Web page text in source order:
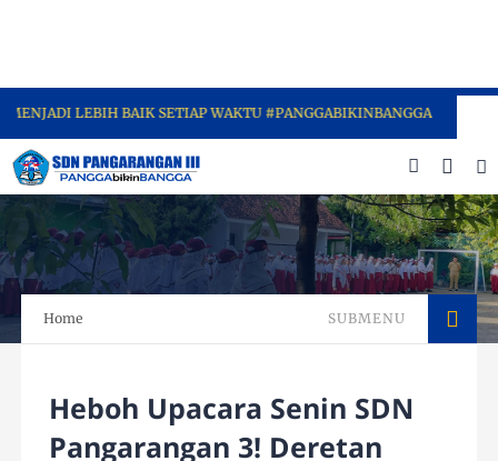
LEBIH BAIK SETIAP WAKTU #PANGGABIKINBANGGA
Home SUBMENU
Heboh Upacara Senin SDN
Pangarangan 3! Deretan